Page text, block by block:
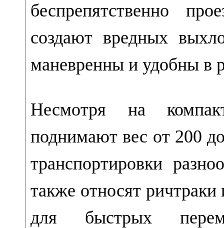
беспрепятственно
создают вредных
маневренны и удобны в
Несмотря на
поднимают вес от 200
транспортировки
также относят
для быстрых